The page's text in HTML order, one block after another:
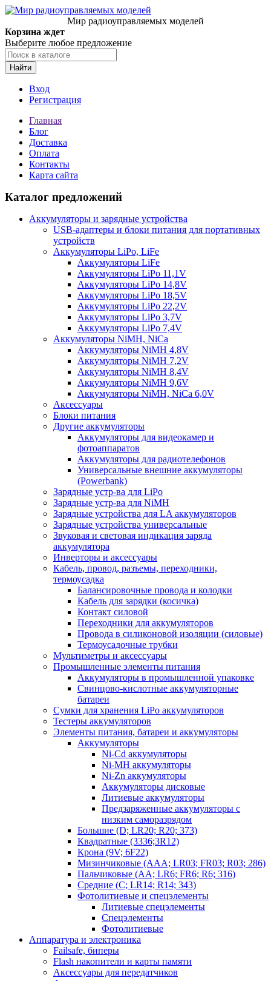
Мир радиоуправляемых моделей
Корзина ждет
Выберите любое предложение
Найти
Вход
Регистрация
Главная
Блог
Доставка
Оплата
Контакты
Карта сайта
Каталог предложений
Аккумуляторы и зарядные устройства
USB-адаптеры и блоки питания для портативных
устройств
Аккумуляторы LiPo, LiFe
Аккумуляторы LiFe
Аккумуляторы LiPo 11,1V
Аккумуляторы LiPo 14,8V
Аккумуляторы LiPo 18,5V
Аккумуляторы LiPo 22,2V
Аккумуляторы LiPo 3,7V
Аккумуляторы LiPo 7,4V
Аккумуляторы NiMH, NiCa
Аккумуляторы NiMH 4,8V
Аккумуляторы NiMH 7,2V
Аккумуляторы NiMH 8,4V
Аккумуляторы NiMH 9,6V
Аккумуляторы NiMH, NiCa 6,0V
Аксессуары
Блоки питания
Другие аккумуляторы
Аккумуляторы для видеокамер и
фотоаппаратов
Аккумуляторы для радиотелефонов
Универсальные внешние аккумуляторы
(Powerbank)
Зарядные устр-ва для LiPo
Зарядные устр-ва для NiMH
Зарядные устройства для LA аккумуляторов
Зарядные устройства универсальные
Звуковая и световая индикация заряда
аккумулятора
Инверторы и аксессуары
Кабель, провод, разъемы, переходники,
термоусадка
Балансировочные провода и колодки
Кабель для зарядки (косичка)
Контакт силовой
Переходники для аккумуляторов
Провода в силиконовой изоляции (силовые)
Термоусадочные трубки
Мультиметры и аксессуары
Промышленные элементы питания
Аккумуляторы в промышленной упаковке
Свинцово-кислотные аккумуляторные
батареи
Сумки для хранения LiPo аккумуляторов
Тестеры аккумуляторов
Элементы питания, батареи и аккумуляторы
Аккумуляторы
Ni-Cd аккумуляторы
Ni-MH аккумуляторы
Ni-Zn аккумуляторы
Аккумуляторы дисковые
Литиевые аккумуляторы
Предзаряженные аккумуляторы с
низким саморазрядом
Большие (D; LR20; R20; 373)
Квадратные (3336;3R12)
Крона (9V; 6F22)
Мизинчиковые (AAA; LR03; FR03; R03; 286)
Пальчиковые (AA; LR6; FR6; R6; 316)
Средние (C; LR14; R14; 343)
Фотолитиевые и спецэлементы
Литиевые спецэлементы
Спецэлементы
Фотолитиевые
Аппаратура и электроника
Failsafe, биперы
Flash накопители и карты памяти
Аксессуары для передатчиков